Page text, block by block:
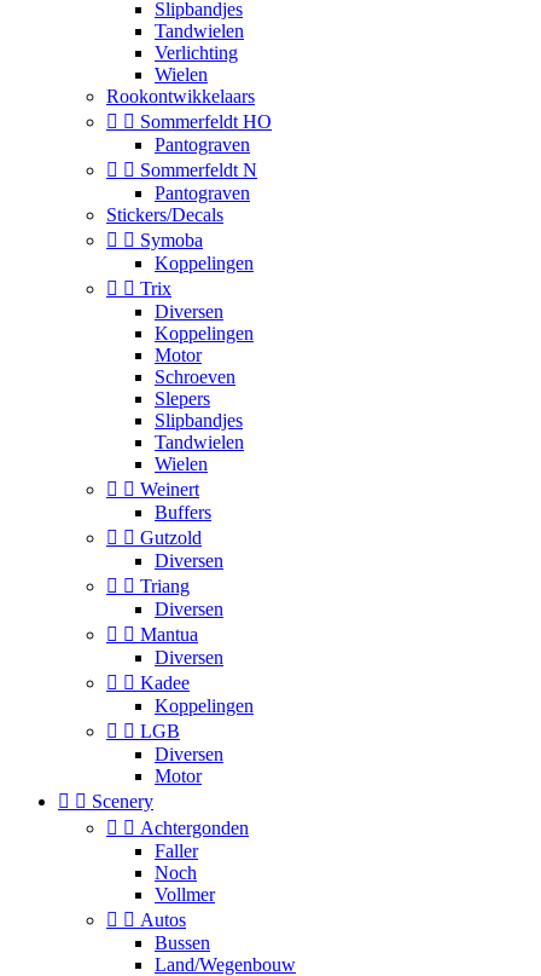
Slipbandjes
Tandwielen
Verlichting
Wielen
Rookontwikkelaars
  Sommerfeldt HO
Pantograven
  Sommerfeldt N
Pantograven
Stickers/Decals
  Symoba
Koppelingen
  Trix
Diversen
Koppelingen
Motor
Schroeven
Slepers
Slipbandjes
Tandwielen
Wielen
  Weinert
Buffers
  Gutzold
Diversen
  Triang
Diversen
  Mantua
Diversen
  Kadee
Koppelingen
  LGB
Diversen
Motor
  Scenery
  Achtergonden
Faller
Noch
Vollmer
  Autos
Bussen
Land/Wegenbouw